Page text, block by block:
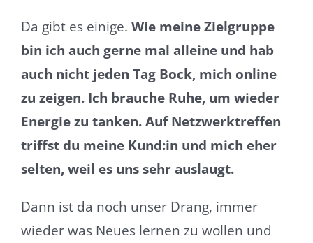
Da gibt es einige. Wie meine Zielgruppe
bin ich auch gerne mal alleine und hab
auch nicht jeden Tag Bock, mich online
zu zeigen. Ich brauche Ruhe, um wieder
Energie zu tanken. Auf Netzwerktreffen
triffst du meine Kund:in und mich eher
selten, weil es uns sehr auslaugt.
Dann ist da noch unser Drang, immer
wieder was Neues lernen zu wollen und